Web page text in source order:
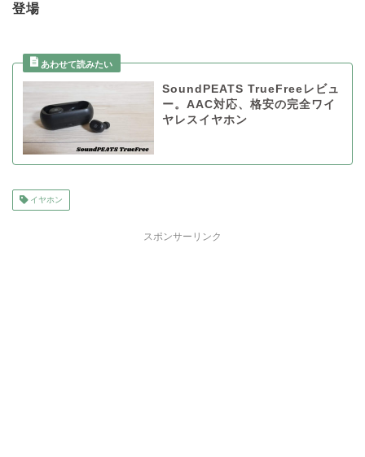
登場
SoundPEATS TrueFreeレビュ
ー。AAC対応、格安の完全ワイ
ヤレスイヤホン
イヤホン
スポンサーリンク